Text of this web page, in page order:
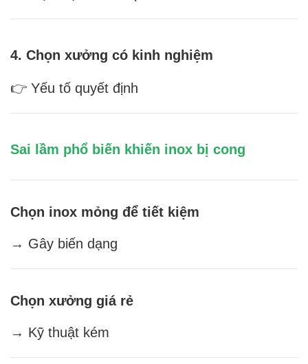
4. Chọn xưởng có kinh nghiệm
👉 Yếu tố quyết định
Sai lầm phổ biến khiến inox bị cong
Chọn inox mỏng để tiết kiệm
→ Gây biến dạng
Chọn xưởng giá rẻ
→ Kỹ thuật kém